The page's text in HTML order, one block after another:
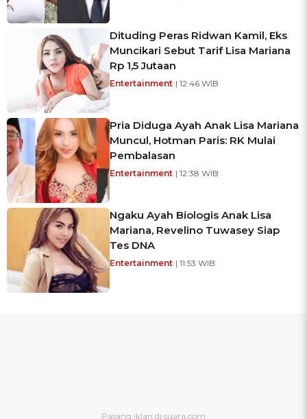
Dituding Peras Ridwan Kamil, Eks
Muncikari Sebut Tarif Lisa Mariana
Rp 1,5 Jutaan
Entertainment | 12:46 WIB
Pria Diduga Ayah Anak Lisa Mariana
Muncul, Hotman Paris: RK Mulai
Pembalasan
Entertainment | 12:38 WIB
Ngaku Ayah Biologis Anak Lisa
Mariana, Revelino Tuwasey Siap
Tes DNA
Entertainment | 11:53 WIB